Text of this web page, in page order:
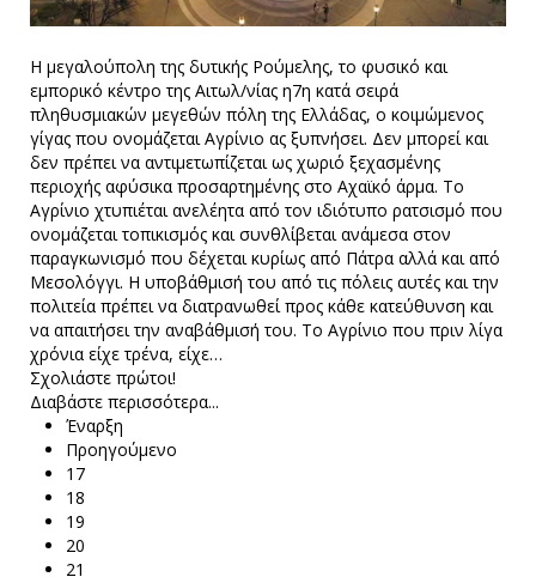
Η μεγαλούπολη της δυτικής Ρούμελης, το φυσικό και
εμπορικό κέντρο της Αιτωλ/νίας η7η κατά σειρά
πληθυσμιακών μεγεθών πόλη της Ελλάδας, ο κοιμώμενος
γίγας που ονομάζεται Αγρίνιο ας ξυπνήσει. Δεν μπορεί και
δεν πρέπει να αντιμετωπίζεται ως χωριό ξεχασμένης
περιοχής αφύσικα προσαρτημένης στο Αχαϊκό άρμα. Το
Αγρίνιο χτυπιέται ανελέητα από τον ιδιότυπο ρατσισμό που
ονομάζεται τοπικισμός και συνθλίβεται ανάμεσα στον
παραγκωνισμό που δέχεται κυρίως από Πάτρα αλλά και από
Μεσολόγγι. Η υποβάθμισή του από τις πόλεις αυτές και την
πολιτεία πρέπει να διατρανωθεί προς κάθε κατεύθυνση και
να απαιτήσει την αναβάθμισή του. Το Αγρίνιο που πριν λίγα
χρόνια είχε τρένα, είχε…
Σχολιάστε πρώτοι!
Διαβάστε περισσότερα...
Έναρξη
Προηγούμενο
17
18
19
20
21